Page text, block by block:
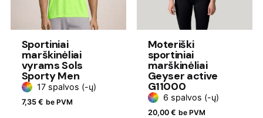
Sportiniai
marškinėliai
vyrams Sols
Sporty Men
17 spalvos (-ų)
7,35 € be PVM
Moteriški
sportiniai
marškinėliai
Geyser active
G11000
6 spalvos (-ų)
20,00 € be PVM